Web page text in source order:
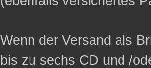
Wenn der Versand als
bis zu sechs CD und /